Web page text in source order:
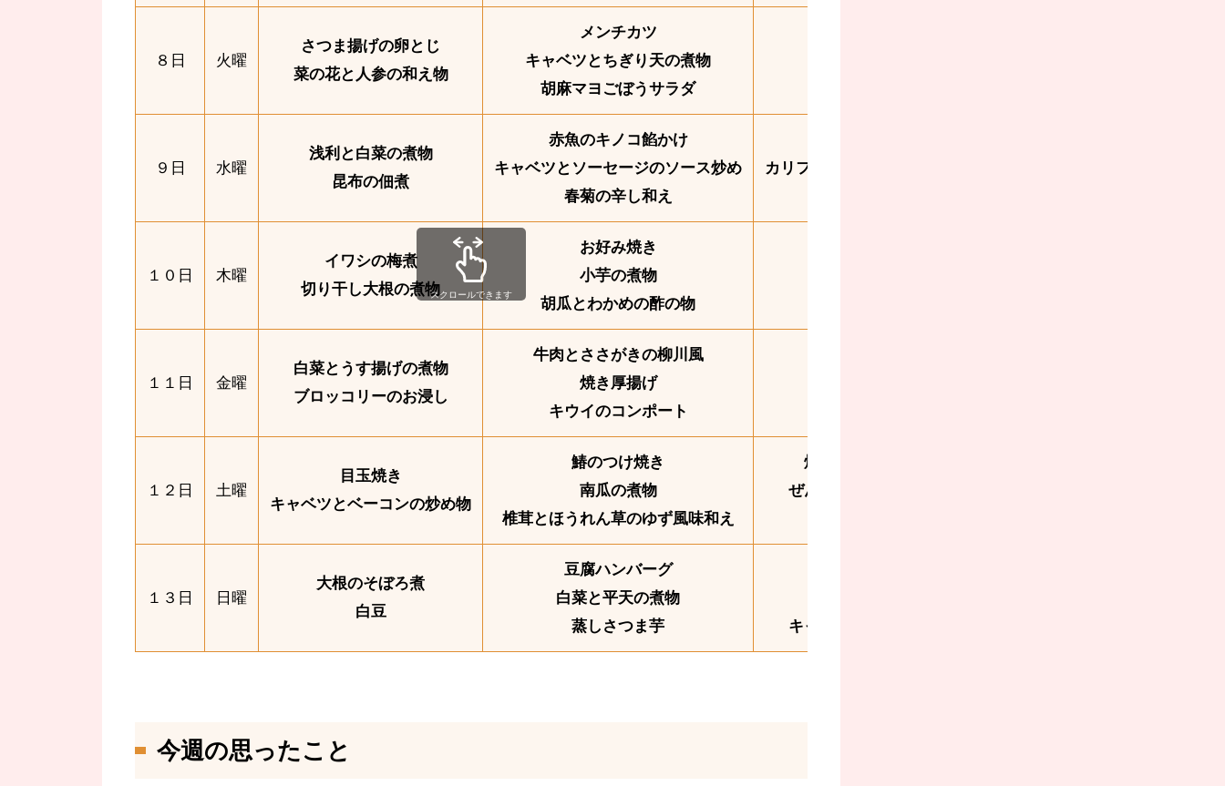
８日 火曜
さつま揚げの卵とじ
菜の花と人参の和え物
メンチカツ
キャベツとちぎり天の煮物
胡麻マヨごぼうサラダ
９日 水曜
浅利と白菜の煮物
昆布の佃煮
赤魚のキノコ餡かけ
キャベツとソーセージのソース炒め
春菊の辛し和え
カリフラワーとベーコンの炒め物
１０日 木曜
イワシの梅煮
切り干し大根の煮物
お好み焼き
小芋の煮物
胡瓜とわかめの酢の物
１１日 金曜
白菜とうす揚げの煮物
ブロッコリーのお浸し
牛肉とささがきの柳川風
焼き厚揚げ
キウイのコンポート
１２日 土曜
目玉焼き
キャベツとベーコンの炒め物
鰆のつけ焼き
南瓜の煮物
椎茸とほうれん草のゆず風味和え
焼き鶏のタルタル掛け
ぜんまいとじゃが芋の煮物
１３日 日曜
大根のそぼろ煮
白豆
豆腐ハンバーグ
白菜と平天の煮物
蒸しさつま芋
キャベツとじゃこの和え物
スクロールできます
今週の思ったこと